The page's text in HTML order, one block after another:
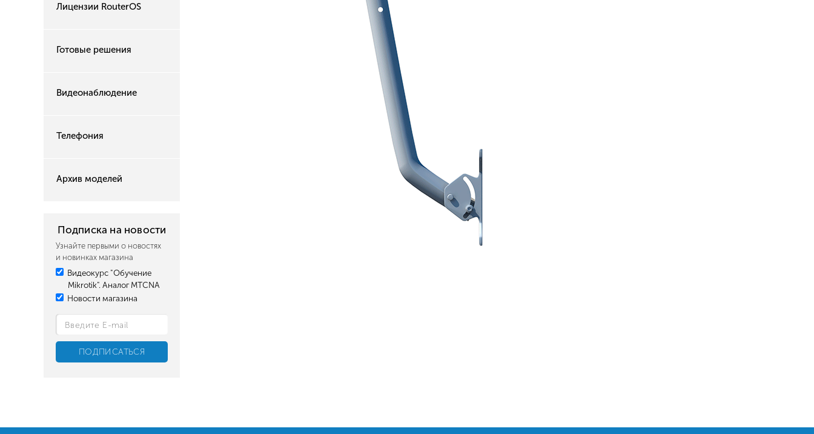
Лицензии RouterOS
Готовые решения
Видеонаблюдение
Телефония
Архив моделей
Подписка на новости
Узнайте первыми о новостях
и новинках магазина
Видеокурс "Обучение
Mikrotik". Аналог MTCNA
Новости магазина